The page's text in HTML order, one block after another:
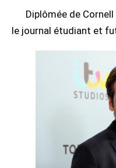
Diplômée de
le journal étudiant et